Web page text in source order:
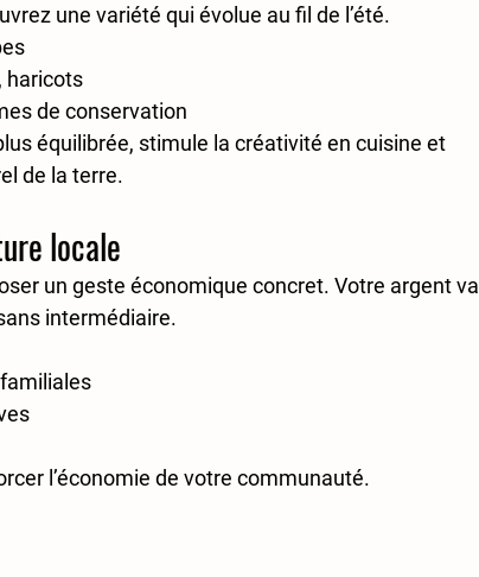
une variété qui évolue au fil de l’été.
haricots
de conservation
équilibrée, stimule la créativité en cuisine et
de la terre.
locale
un geste économique concret. Votre argent va
intermédiaire.
l’économie de votre communauté.